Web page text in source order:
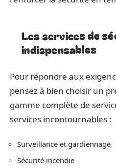
Les services de
indispensables
Pour répondre aux
pensez à bien choisir un
gamme complète de
services incontournables :
Surveillance et gardiennage
Sécurité incendie